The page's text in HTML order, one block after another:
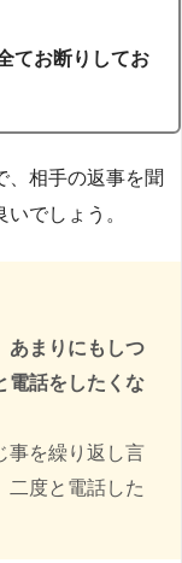
てお断りしてお
、相手の返事を聞
でしょう。
あまりにもしつ
電話をしたくな
事を繰り返し言
二度と電話した